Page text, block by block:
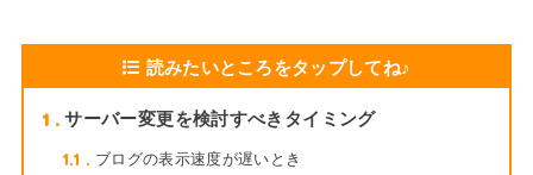
読みたいところをタップしてね♪
1 サーバー変更を検討すべきタイミング
1.1 ブログの表示速度が遅いとき